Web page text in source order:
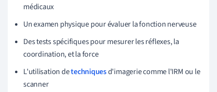
médicaux
Un examen physique pour évaluer la fonction nerveuse
Des tests spécifiques pour mesurer les réflexes, la
coordination, et la force
L'utilisation detechniquesd'imagerie comme l'IRM ou le
scanner